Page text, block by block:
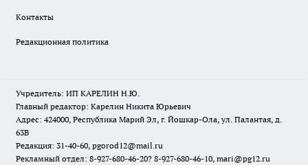
Контакты
Редакционная политика
Учредитель: ИП КАРЕЛИН Н.Ю.
Главный редактор: Карелин Никита Юрьевич
Адрес: 424000, Республика Марий Эл, г. Йошкар-Ола, ул. Палантая, д.
63В
Редакция: 31-40-60, pgorod12@mail.ru
Рекламный отдел: 8-927-680-46-20? 8-927-680-46-10, mari@pg12.ru